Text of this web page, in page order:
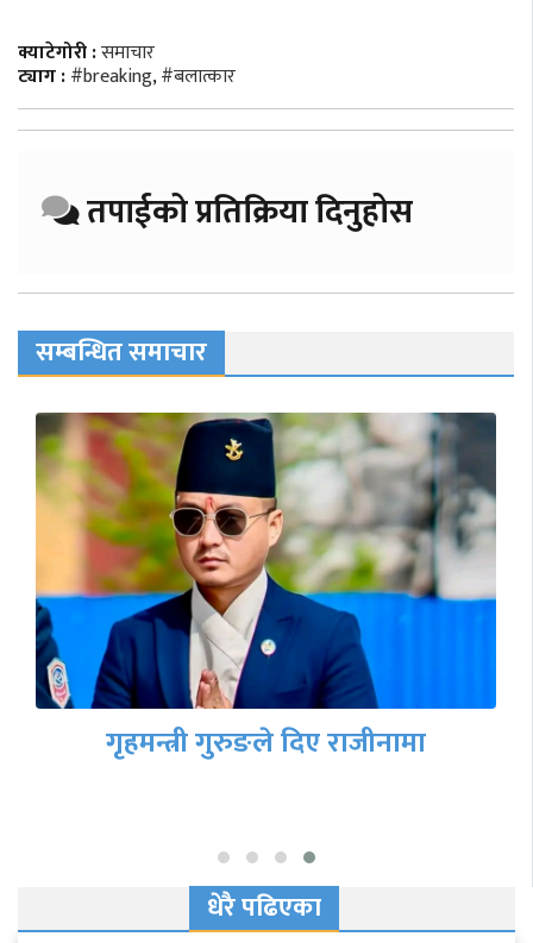
क्याटेगोरी :समाचार
ट्याग :#breaking,#बलात्कार
तपाईको प्रतिक्रिया दिनुहोस
सम्बन्धित समाचार
गृहमन्त्री गुरुङले दिए राजीनामा
धेरै पढिएका